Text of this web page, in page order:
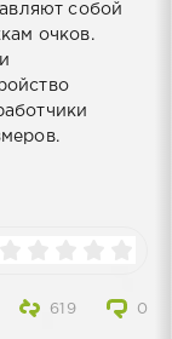
собой
очков.
0
619